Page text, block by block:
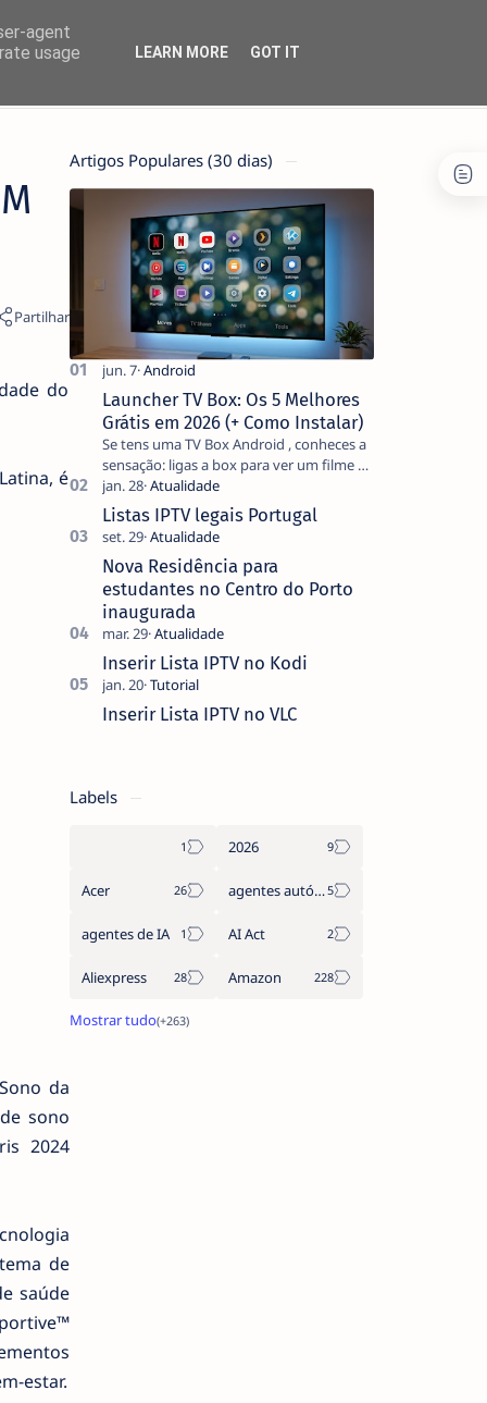
do
é
da
sono
2024
de
saúde
estar.
Artigos Populares (30 dias)
Launcher TV Box: Os 5 Melhores
Grátis em 2026 (+ Como Instalar)
Se tens uma TV Box Android , conheces a
sensação: ligas a box para ver um filme e
o ecrã inicial está coberto de sugestões
que não pediste, ban…
Listas IPTV legais Portugal
Nova Residência para
estudantes no Centro do Porto
inaugurada
Inserir Lista IPTV no Kodi
Inserir Lista IPTV no VLC
Labels
2026
Acer agentes autónomos
agentes de IA AI Act
Aliexpress Amazon
agent
usage
LEARN MORE GOT IT